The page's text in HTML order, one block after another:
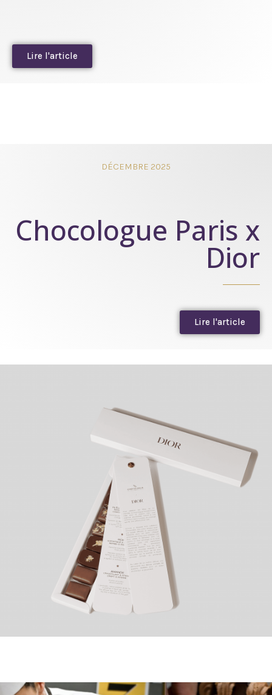
Lire l'article
DÉCEMBRE 2025
Chocologue Paris x
Dior
Lire l'article